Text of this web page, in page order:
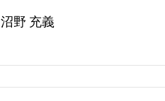
沼野 充義